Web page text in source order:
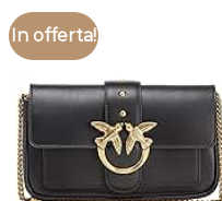
In offerta!